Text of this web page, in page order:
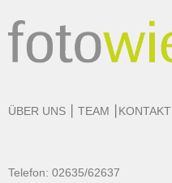
ÜBER UNS TEAM KONTAKT
Telefon: 02635/62637